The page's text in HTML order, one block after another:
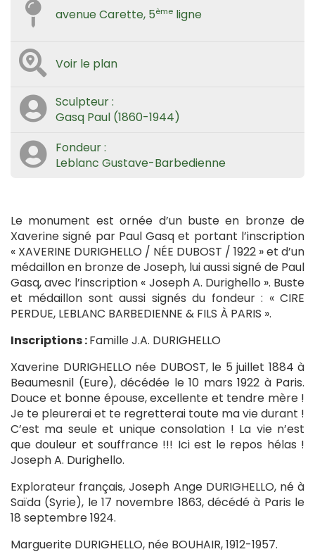
avenue Carette, 5ème ligne
Voir le plan
Sculpteur :
Gasq Paul (1860-1944)
Fondeur :
Leblanc Gustave-Barbedienne
Le monument est ornée d’un buste en bronze de
Xaverine signé par Paul Gasq et portant l’inscription
« XAVERINE DURIGHELLO / NÉE DUBOST / 1922 » et d’un
médaillon en bronze de Joseph, lui aussi signé de Paul
Gasq, avec l’inscription « Joseph A. Durighello ». Buste
et médaillon sont aussi signés du fondeur : « CIRE
PERDUE, LEBLANC BARBEDIENNE & FILS À PARIS ».
Inscriptions :Famille J.A. DURIGHELLO
Xaverine DURIGHELLO née DUBOST, le 5 juillet 1884 à
Beaumesnil (Eure), décédée le 10 mars 1922 à Paris.
Douce et bonne épouse, excellente et tendre mère !
Je te pleurerai et te regretterai toute ma vie durant !
C’est ma seule et unique consolation ! La vie n’est
que douleur et souffrance !!! Ici est le repos hélas !
Joseph A. Durighello.
Explorateur français, Joseph Ange DURIGHELLO, né à
Saïda (Syrie), le 17 novembre 1863, décédé à Paris le
18 septembre 1924.
Marguerite DURIGHELLO, née BOUHAIR, 1912-1957.